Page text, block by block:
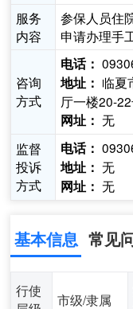
服务
内容
参保人员住
申请办理手
咨询
方式
电话：
地址： 临夏
厅一楼20-
网址： 无
监督
投诉
方式
电话：
地址： 无
网址： 无
基本信息 常见
行使
市级/隶属